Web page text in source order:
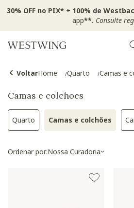
30% OFF no PIX* + 100% de
app**. Consulte
VoltarHome Quarto Camas e
Camas e colchões
QuartoRefinar por Categoria: Quarto
Camas e colchões
Ordenar por:Nossa Curadoria